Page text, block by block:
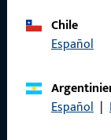
Chile
Español
Español |